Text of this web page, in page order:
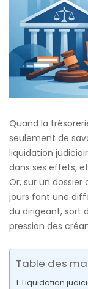
Quand la
seulement de
liquidation
dans ses effets,
Or, sur un dossier
jours font une
du dirigeant, sort
pression des
Table des
Liquidation